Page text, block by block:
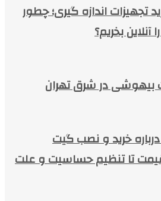
تجهیزات اندازه گیری؛ چطور
آنلاین بخریم؟
بیهوشی در شرق تهران
خرید و نصب گیت
تا تنظیم حساسیت و علت